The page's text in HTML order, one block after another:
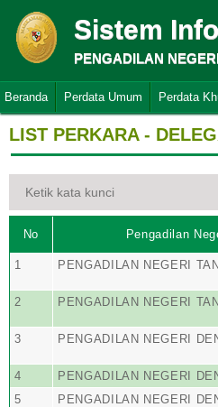
Sistem
PENGADILAN
Beranda Perdata Umum Perdata
LIST PERKARA -
No Pengadilan
1 PENGADILAN NEGERI
2 PENGADILAN NEGERI
3 PENGADILAN NEGERI
4 PENGADILAN NEGERI
5
PENGADILAN NEGERI